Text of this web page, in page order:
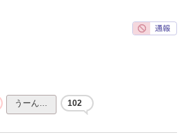
うーん… 102